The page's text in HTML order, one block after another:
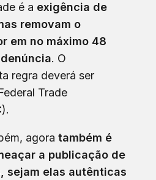
é a exigência de
removam o
em no máximo 48
. O
regra deverá ser
Trade
agora também é
a publicação de
sejam elas autênticas